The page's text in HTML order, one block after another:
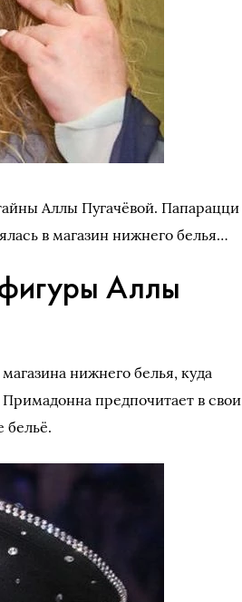
Аллы Пугачёвой. Папарацци
в магазин нижнего белья…
Аллы
нижнего белья, куда
Примадонна предпочитает в свои
бельё.